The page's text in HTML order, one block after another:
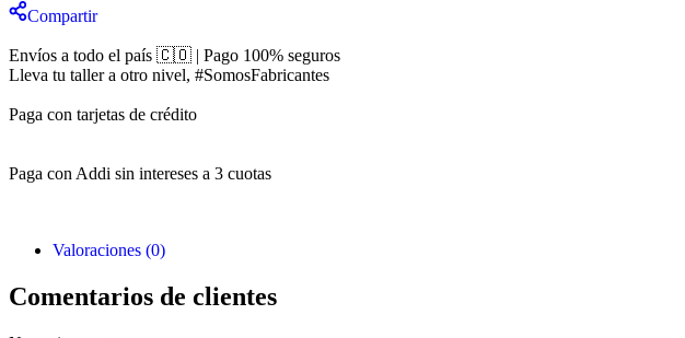
Compartir
Envíos a todo el país 🇨🇴 | Pago 100% seguros
Lleva tu taller a otro nivel, #SomosFabricantes
Paga con tarjetas de crédito
Paga con Addi sin intereses a 3 cuotas
Valoraciones (0)
Comentarios de clientes